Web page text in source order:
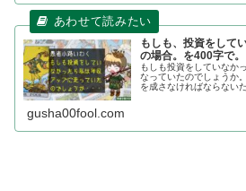
もしも、投資をして
の場合。を400字で。
もしも投資をしていなか
なっていたのでしょうか
を成さなければならない
く可能性があります。投
gusha00fool.com